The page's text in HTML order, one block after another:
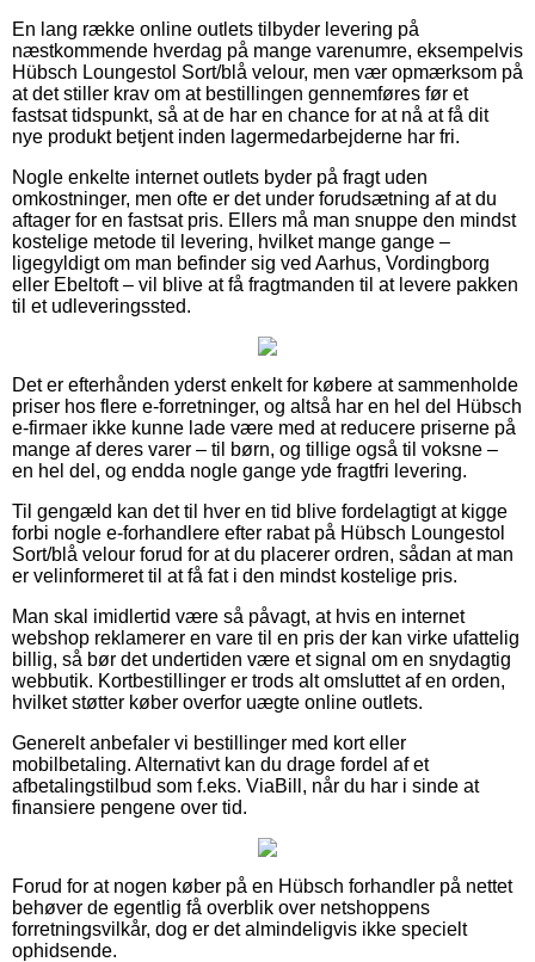
En lang række online outlets tilbyder levering på
næstkommende hverdag på mange varenumre, eksempelvis
Hübsch Loungestol Sort/blå velour, men vær opmærksom på
at det stiller krav om at bestillingen gennemføres før et
fastsat tidspunkt, så at de har en chance for at nå at få dit
nye produkt betjent inden lagermedarbejderne har fri.
Nogle enkelte internet outlets byder på fragt uden
omkostninger, men ofte er det under forudsætning af at du
aftager for en fastsat pris. Ellers må man snuppe den mindst
kostelige metode til levering, hvilket mange gange –
ligegyldigt om man befinder sig ved Aarhus, Vordingborg
eller Ebeltoft – vil blive at få fragtmanden til at levere pakken
til et udleveringssted.
Det er efterhånden yderst enkelt for købere at sammenholde
priser hos flere e-forretninger, og altså har en hel del Hübsch
e-firmaer ikke kunne lade være med at reducere priserne på
mange af deres varer – til børn, og tillige også til voksne –
en hel del, og endda nogle gange yde fragtfri levering.
Til gengæld kan det til hver en tid blive fordelagtigt at kigge
forbi nogle e-forhandlere efter rabat på Hübsch Loungestol
Sort/blå velour forud for at du placerer ordren, sådan at man
er velinformeret til at få fat i den mindst kostelige pris.
Man skal imidlertid være så påvagt, at hvis en internet
webshop reklamerer en vare til en pris der kan virke ufattelig
billig, så bør det undertiden være et signal om en snydagtig
webbutik. Kortbestillinger er trods alt omsluttet af en orden,
hvilket støtter køber overfor uægte online outlets.
Generelt anbefaler vi bestillinger med kort eller
mobilbetaling. Alternativt kan du drage fordel af et
afbetalingstilbud som f.eks. ViaBill, når du har i sinde at
finansiere pengene over tid.
Forud for at nogen køber på en Hübsch forhandler på nettet
behøver de egentlig få overblik over netshoppens
forretningsvilkår, dog er det almindeligvis ikke specielt
ophidsende.